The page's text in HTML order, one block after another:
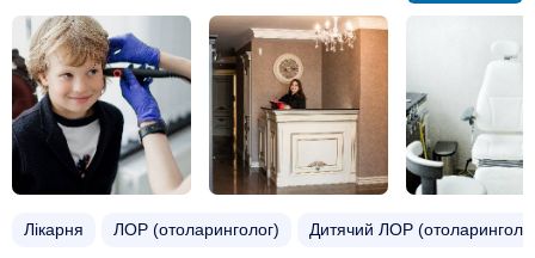
Лікарня ЛОР (отоларинголог) Дитячий ЛОР